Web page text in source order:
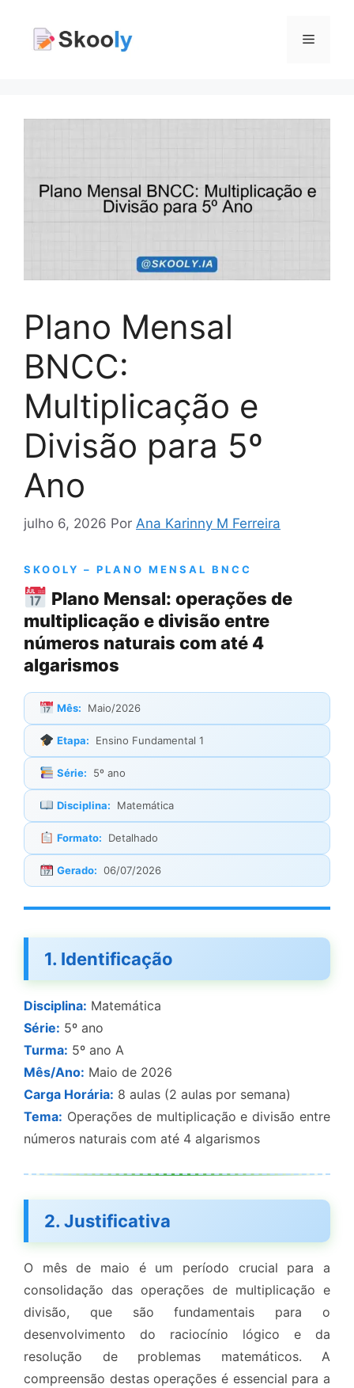
Menu
Plano Mensal
BNCC:
Multiplicação e
Divisão para 5º
Ano
julho 6, 2026 Por Ana Karinny M Ferreira
SKOOLY – PLANO MENSAL BNCC
Plano Mensal: operações de
multiplicação e divisão entre
números naturais com até 4
algarismos
Mês: Maio/2026
Etapa: Ensino Fundamental 1
Série: 5º ano
Disciplina: Matemática
Formato: Detalhado
Gerado: 06/07/2026
1. Identificação
Disciplina: Matemática
Série: 5º ano
Turma: 5º ano A
Mês/Ano: Maio de 2026
Carga Horária: 8 aulas (2 aulas por semana)
Tema: Operações de multiplicação e divisão entre
números naturais com até 4 algarismos
2. Justificativa
O mês de maio é um período crucial para a
consolidação das operações de multiplicação e
divisão, que são fundamentais para o
desenvolvimento do raciocínio lógico e da
resolução de problemas matemáticos. A
compreensão destas operações é essencial para a